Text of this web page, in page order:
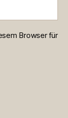
Browser für